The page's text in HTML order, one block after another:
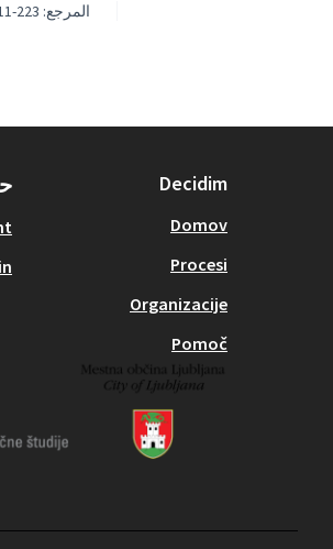
المرجع: ljubljana-MEET-2025-11-223
Decidim
Domov
Procesi
Organizacije
Pomoč